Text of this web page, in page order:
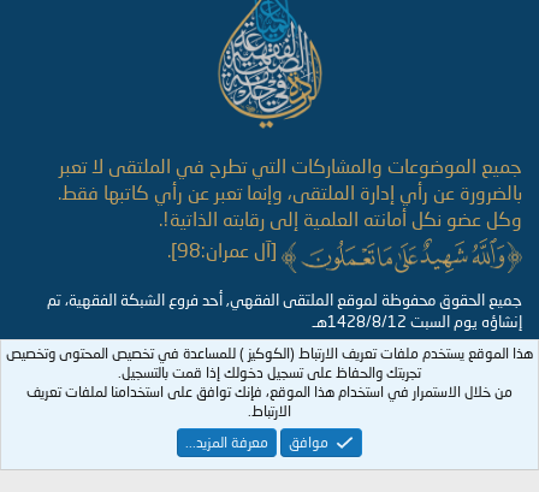
جميع الموضوعات والمشاركات التي تطرح في الملتقى لا تعبر
بالضرورة عن رأي إدارة الملتقى، وإنما تعبر عن رأي كاتبها فقط.
وكل عضو نكل أمانته العلمية إلى رقابته الذاتية!.
[آل عمران:98].
جميع الحقوق محفوظة لموقع الملتقى الفقهي, أحد فروع الشبكة الفقهية، تم
إنشاؤه يوم السبت 1428/8/12هـ
هذا الموقع يستخدم ملفات تعريف الارتباط (الكوكيز ) للمساعدة في تخصيص المحتوى وتخصيص
تجربتك والحفاظ على تسجيل دخولك إذا قمت بالتسجيل.
من خلال الاستمرار في استخدام هذا الموقع، فإنك توافق على استخدامنا لملفات تعريف
الارتباط.
موافق
معرفة المزيد...